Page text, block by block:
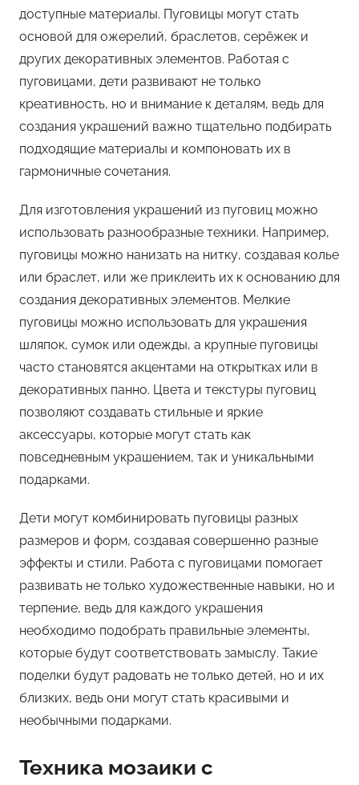
доступные материалы. Пуговицы могут стать
основой для ожерелий, браслетов, серёжек и
других декоративных элементов. Работая с
пуговицами, дети развивают не только
креативность, но и внимание к деталям, ведь для
создания украшений важно тщательно подбирать
подходящие материалы и компоновать их в
гармоничные сочетания.
Для изготовления украшений из пуговиц можно
использовать разнообразные техники. Например,
пуговицы можно нанизать на нитку, создавая колье
или браслет, или же приклеить их к основанию для
создания декоративных элементов. Мелкие
пуговицы можно использовать для украшения
шляпок, сумок или одежды, а крупные пуговицы
часто становятся акцентами на открытках или в
декоративных панно. Цвета и текстуры пуговиц
позволяют создавать стильные и яркие
аксессуары, которые могут стать как
повседневным украшением, так и уникальными
подарками.
Дети могут комбинировать пуговицы разных
размеров и форм, создавая совершенно разные
эффекты и стили. Работа с пуговицами помогает
развивать не только художественные навыки, но и
терпение, ведь для каждого украшения
необходимо подобрать правильные элементы,
которые будут соответствовать замыслу. Такие
поделки будут радовать не только детей, но и их
близких, ведь они могут стать красивыми и
необычными подарками.
Техника мозаики с